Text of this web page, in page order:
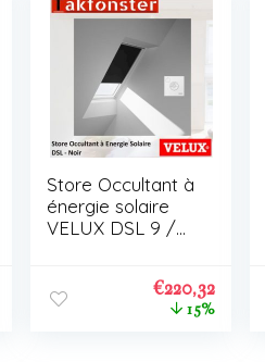
Store Occultant à
énergie solaire
VELUX DSL 9 /
€220,32
15%